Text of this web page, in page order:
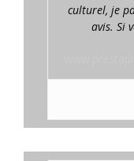
culturel, je
avis. Si